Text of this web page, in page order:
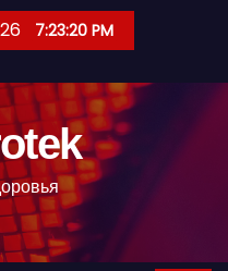
7:23:21 PM